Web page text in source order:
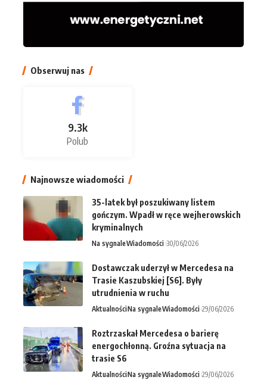
Obserwuj nas
9.3k
Polub
Najnowsze wiadomości
35-latek był poszukiwany listem
gończym. Wpadł w ręce wejherowskich
kryminalnych
Na sygnaleWiadomości 30/06/2026
Dostawczak uderzył w Mercedesa na
Trasie Kaszubskiej [S6]. Były
utrudnienia w ruchu
AktualnościNa sygnaleWiadomości 29/06/2026
Roztrzaskał Mercedesa o barierę
energochłonną. Groźna sytuacja na
trasie S6
AktualnościNa sygnaleWiadomości 29/06/2026